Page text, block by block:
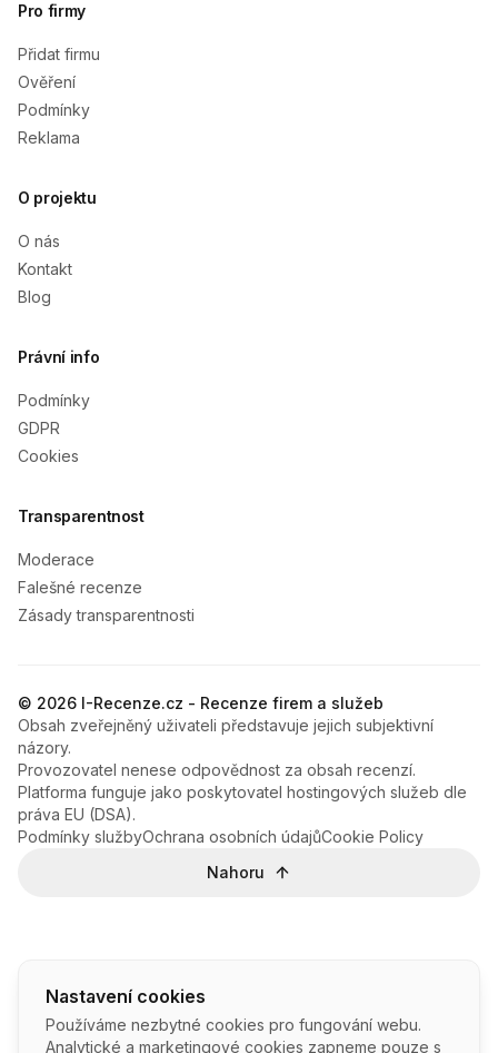
Nastavení cookies
Používáme nezbytné cookies pro fungování webu.
Analytické a marketingové cookies zapneme pouze s
Pro firmy
Přidat firmu
Ověření
Podmínky
Reklama
O projektu
O nás
Kontakt
Blog
Právní info
Podmínky
GDPR
Cookies
Transparentnost
Moderace
Falešné recenze
Zásady transparentnosti
© 2026 I-Recenze.cz - Recenze firem a služeb
Obsah zveřejněný uživateli představuje jejich subjektivní
názory.
Provozovatel nenese odpovědnost za obsah recenzí.
Platforma funguje jako poskytovatel hostingových služeb dle
práva EU (DSA).
Podmínky službyOchrana osobních údajůCookie Policy
Nahoru